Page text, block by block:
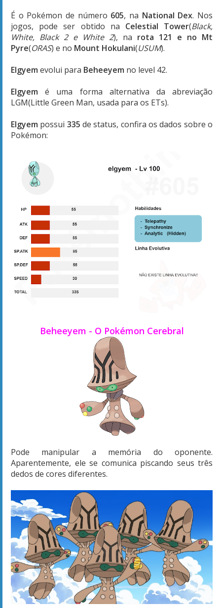
É o Pokémon de número 605, na National Dex. Nos
jogos, pode ser obtido na Celestial Tower(Black,
White, Black 2 e White 2), na rota 121 e no Mt
Pyre(ORAS) e no Mount Hokulani(USUM).
Elgyem evolui para Beheeyem no level 42.
Elgyemé uma forma alternativa da abreviação
LGM(Little Green Man, usada para os ETs).
Elgyem possui 335de status, confira os dados sobre o
Pokémon:
Beheeyem - O Pokémon Cerebral
Pode manipular a memória do oponente.
Aparentemente, ele se comunica piscando seus três
dedos de cores diferentes.